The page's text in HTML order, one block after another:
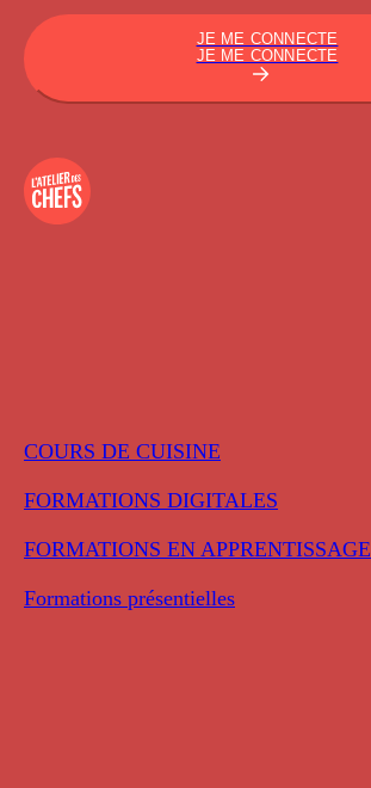
COURS DE CUISINE
FORMATIONS DIGITALES
FORMATIONS EN APPRENTISSAGE
Formations présentielles
JE ME CONNECTE
JE ME CONNECTE